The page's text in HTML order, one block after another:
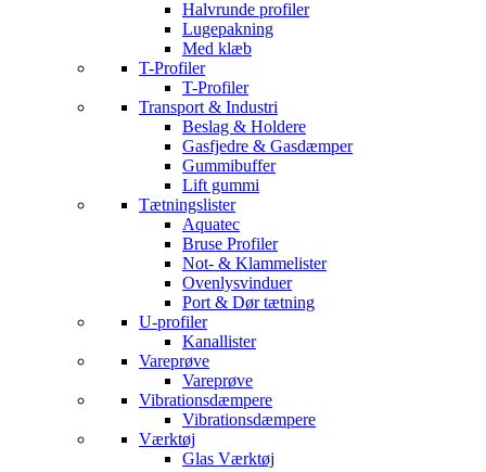
Halvrunde profiler
Lugepakning
Med klæb
T-Profiler
T-Profiler
Transport & Industri
Beslag & Holdere
Gasfjedre & Gasdæmper
Gummibuffer
Lift gummi
Tætningslister
Aquatec
Bruse Profiler
Not- & Klammelister
Ovenlysvinduer
Port & Dør tætning
U-profiler
Kanallister
Vareprøve
Vareprøve
Vibrationsdæmpere
Vibrationsdæmpere
Værktøj
Glas Værktøj